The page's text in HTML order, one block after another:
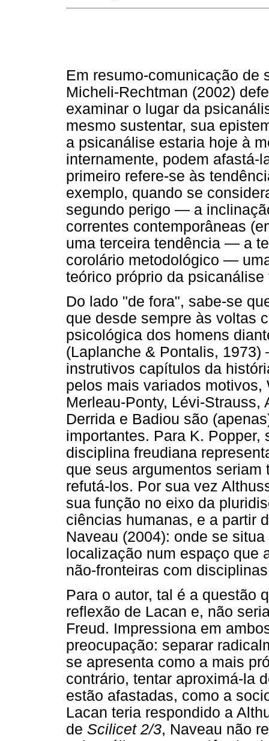
Em resumo-comunicação de
Micheli-Rechtman (2002)
examinar o lugar da
mesmo sustentar, sua
a psicanálise estaria hoje à
internamente, podem afastá-
primeiro refere-se às
exemplo, quando se
segundo perigo — a
correntes contemporâneas
uma terceira tendência — a
corolário metodológico —
teórico próprio da
Do lado "de fora", sabe-se
que desde sempre às voltas
psicológica dos homens
(Laplanche & Pontalis,
instrutivos capítulos da
pelos mais variados motivos,
Merleau-Ponty, Lévi-Strauss,
Derrida e Badiou são
importantes. Para K.
disciplina freudiana
que seus argumentos
refutá-los. Por sua vez
sua função no eixo da
ciências humanas, e a partir
Naveau (2004): onde se
localização num espaço que
não-fronteiras com
Para o autor, tal é a questão
reflexão de Lacan e, não
Freud. Impressiona em
preocupação: separar
se apresenta como a mais
contrário, tentar aproximá-la
estão afastadas, como a
Lacan teria respondido a
de Scilicet 2/3, Naveau não